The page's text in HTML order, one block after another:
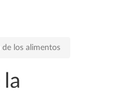
los alimentos